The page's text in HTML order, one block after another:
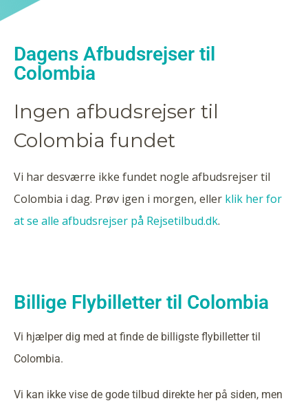
Dagens Afbudsrejser til
Colombia
Ingen afbudsrejser til
Colombia fundet
Vi har desværre ikke fundet nogle afbudsrejser til
Colombia i dag. Prøv igen i morgen, eller klik her for
at se alle afbudsrejser på Rejsetilbud.dk.
Billige Flybilletter til Colombia
Vi hjælper dig med at finde de billigste flybilletter til
Colombia.
Vi kan ikke vise de gode tilbud direkte her på siden, men